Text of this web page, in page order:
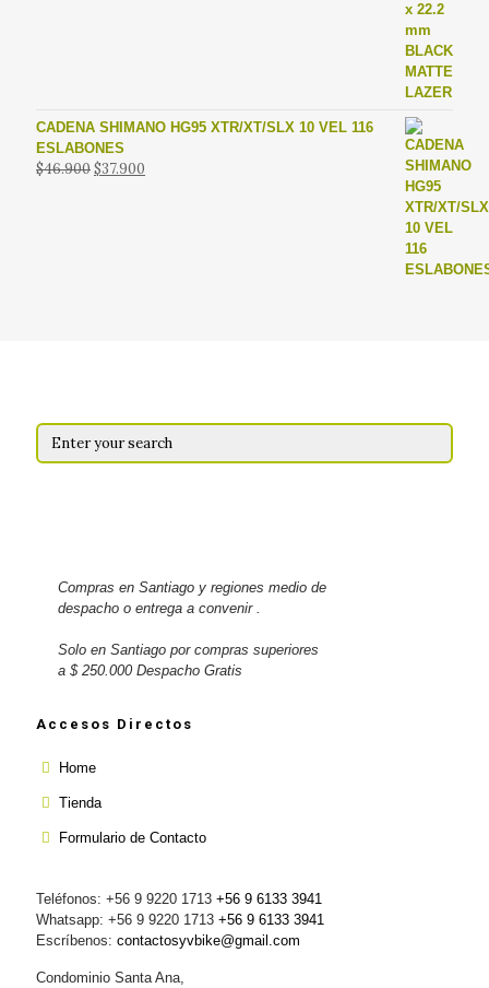
CADENA SHIMANO HG95 XTR/XT/SLX 10 VEL 116
ESLABONES
$46.900El
$37.900
Compras en Santiago y regiones medio de
despacho o entrega a convenir .
Solo en Santiago por compras superiores
a $ 250.000 Despacho Gratis
Accesos Directos
Home
Tienda
Formulario de Contacto
Teléfonos: +56 9 9220 1713 +56 9 6133 3941
Whatsapp: +56 9 9220 1713 +56 9 6133 3941
Escríbenos: contactosyvbike@gmail.com
Condominio Santa Ana,